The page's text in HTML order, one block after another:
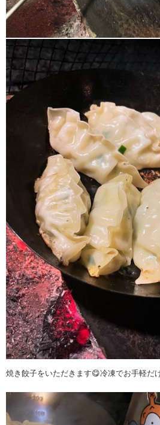
焼き餃子をいただきます😋冷凍でお手軽だ